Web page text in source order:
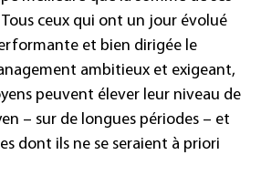
ceux qui ont un jour évolué
et bien dirigée le
ambitieux et exigeant,
peuvent élever leur niveau de
– sur de longues périodes – et
dont ils ne se seraient à priori